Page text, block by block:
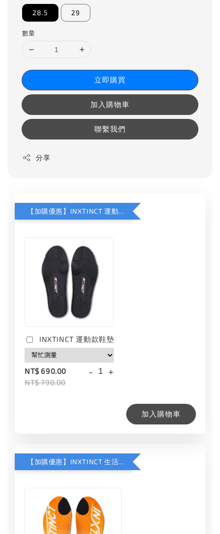
28.5 29
數量
立即購買
加入購物車
聯繫我們
分享
【加購優惠】INXTINCT 運動款鞋墊
INXTINCT 運動款鞋墊
NT$ 690.00
NT$ 790.00
- +
加入購物車
【加購優惠】INXTINCT 生活日用鞋墊